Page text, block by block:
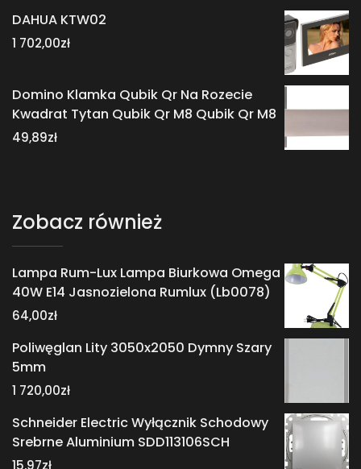
DAHUA KTW02
1 702,00zł
Domino Klamka Qubik Qr Na Rozecie
Kwadrat Tytan Qubik Qr M8 Qubik Qr M8
49,89zł
Zobacz również
Lampa Rum-Lux Lampa Biurkowa Omega
40W E14 Jasnozielona Rumlux (Lb0078)
64,00zł
Poliwęglan Lity 3050x2050 Dymny Szary
5mm
1 720,00zł
Schneider Electric Wyłącznik Schodowy
Srebrne Aluminium SDD113106SCH
15,97zł